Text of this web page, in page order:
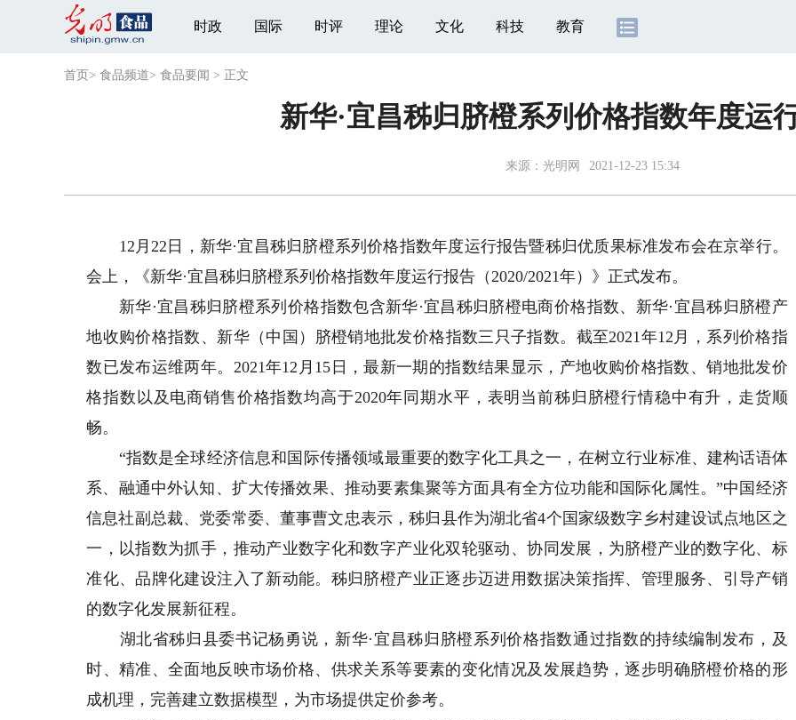
时政 国际 时评 理论 文化 科技 教育
首页 > 食品频道> 食品要闻 > 正文
新华·宜昌秭归脐橙系列价格指数年度运
来源：光明网 2021-12-23 15:34
12月22日，新华·宜昌秭归脐橙系列价格指数年度运行报告暨秭归优质果标准发布会在京举行。
会上，《新华·宜昌秭归脐橙系列价格指数年度运行报告（2020/2021年）》正式发布。
新华·宜昌秭归脐橙系列价格指数包含新华·宜昌秭归脐橙电商价格指数、新华·宜昌秭归脐橙产
地收购价格指数、新华（中国）脐橙销地批发价格指数三只子指数。截至2021年12月，系列价格指
数已发布运维两年。2021年12月15日，最新一期的指数结果显示，产地收购价格指数、销地批发价
格指数以及电商销售价格指数均高于2020年同期水平，表明当前秭归脐橙行情稳中有升，走货顺
畅。
“指数是全球经济信息和国际传播领域最重要的数字化工具之一，在树立行业标准、建构话语体
系、融通中外认知、扩大传播效果、推动要素集聚等方面具有全方位功能和国际化属性。”中国经济
信息社副总裁、党委常委、董事曹文忠表示，秭归县作为湖北省4个国家级数字乡村建设试点地区之
一，以指数为抓手，推动产业数字化和数字产业化双轮驱动、协同发展，为脐橙产业的数字化、标
准化、品牌化建设注入了新动能。秭归脐橙产业正逐步迈进用数据决策指挥、管理服务、引导产销
的数字化发展新征程。
湖北省秭归县委书记杨勇说，新华·宜昌秭归脐橙系列价格指数通过指数的持续编制发布，及
时、精准、全面地反映市场价格、供求关系等要素的变化情况及发展趋势，逐步明确脐橙价格的形
成机理，完善建立数据模型，为市场提供定价参考。